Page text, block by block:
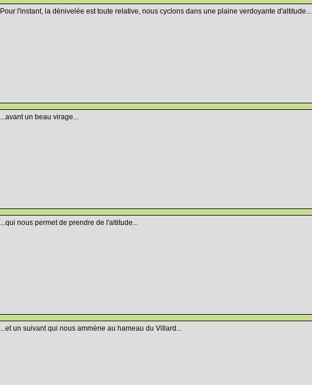
Pour l'instant, la dénivelée est toute relative, nous cyclons dans une plaine verdoyante d'altitude...
...avant un beau virage...
...qui nous permet de prendre de l'altitude...
...et un suivant qui nous ammène au hameau du Villard...